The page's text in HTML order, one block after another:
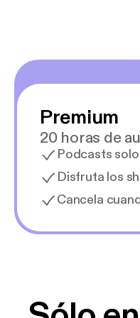
Premium
20 horas de
Podcasts
Disfruta los
Cancela